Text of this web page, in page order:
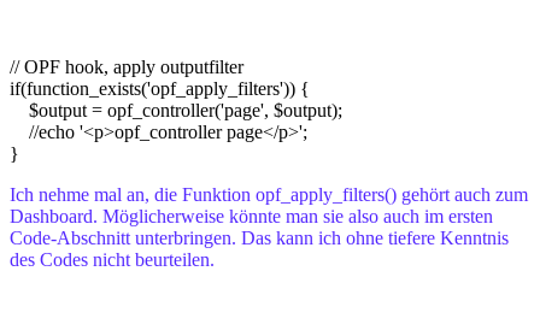
// OPF hook, apply outputfilter
if(function_exists('opf_apply_filters')) {
$output = opf_controller('page', $output);
//echo '<p>opf_controller page</p>';
}
Ich nehme mal an, die Funktion opf_apply_filters() gehört auch zum
Dashboard. Möglicherweise könnte man sie also auch im ersten
Code-Abschnitt unterbringen. Das kann ich ohne tiefere Kenntnis
des Codes nicht beurteilen.